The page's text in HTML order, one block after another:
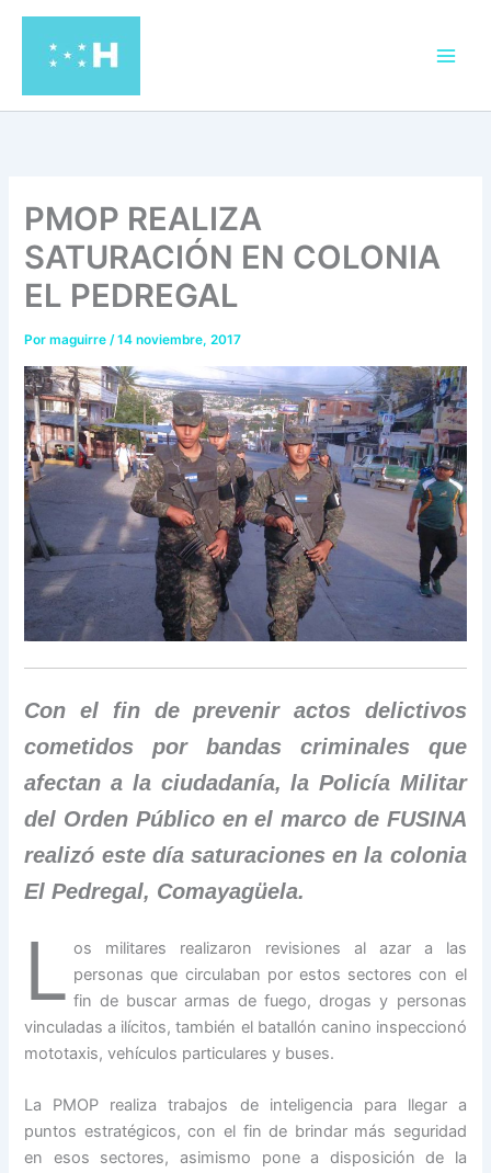
contenido
PMOP REALIZA
SATURACIÓN EN COLONIA
EL PEDREGAL
Pormaguirre/14 noviembre, 2017
Con el fin de prevenir actos delictivos
cometidos por bandas criminales que
afectan a la ciudadanía, la Policía Militar
del Orden Público en el marco de FUSINA
realizó este día saturaciones en la colonia
El Pedregal, Comayagüela.
L os militares realizaron revisiones al azar a las
personas que circulaban por estos sectores con el
fin de buscar armas de fuego, drogas y personas
vinculadas a ilícitos, también el batallón canino inspeccionó
mototaxis, vehículos particulares y buses.
La PMOP realiza trabajos de inteligencia para llegar a
puntos estratégicos, con el fin de brindar más seguridad
en esos sectores, asimismo pone a disposición de la